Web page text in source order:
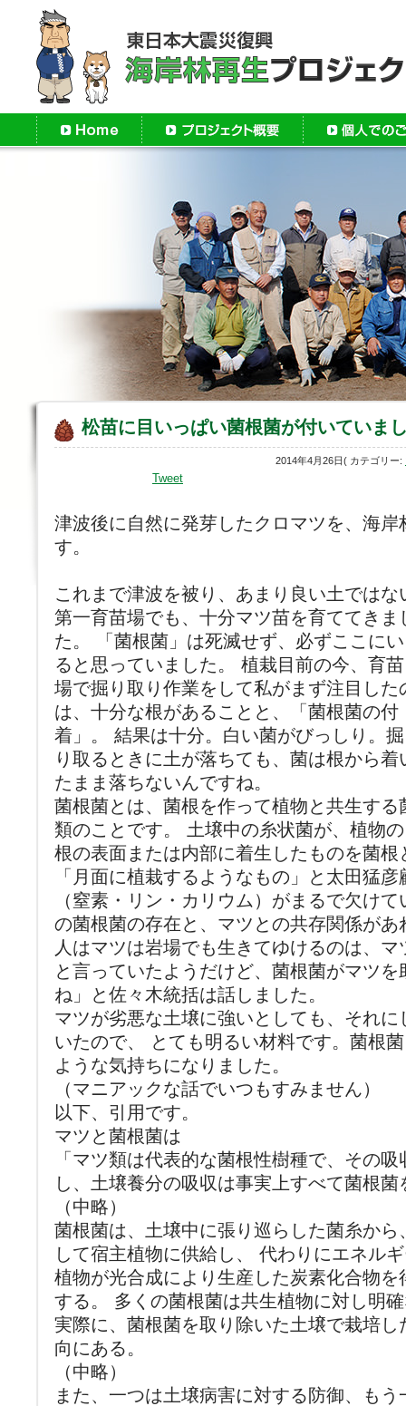
松苗に目いっぱい菌根菌が付いていま
2014年4月26日( カテゴリー:
Tweet
津波後に自然に発芽したクロマツを、海
す。
これまで津波を被り、あまり良い土ではな
第一育苗場でも、十分マツ苗を育ててきま
た。 「菌根菌」は死滅せず、必ずここにい
ると思っていました。 植栽目前の今、育苗
場で掘り取り作業をして私がまず注目した
は、十分な根があることと、「菌根菌の付
着」。 結果は十分。白い菌がびっしり。掘
り取るときに土が落ちても、菌は根から着
たまま落ちないんですね。
菌根菌とは、菌根を作って植物と共生する
類のことです。 土壌中の糸状菌が、植物の
根の表面または内部に着生したものを菌根
「月面に植栽するようなもの」と太田猛
（窒素・リン・カリウム）がまるで欠け
の菌根菌の存在と、マツとの共存関係が
人はマツは岩場でも生きてゆけるのは、
と言っていたようだけど、菌根菌がマツ
ね」と佐々木統括は話しました。
マツが劣悪な土壌に強いとしても、それ
いたので、 とても明るい材料です。菌根
ような気持ちになりました。
（マニアックな話でいつもすみません）
以下、引用です。
マツと菌根菌は
「マツ類は代表的な菌根性樹種で、その
し、土壌養分の吸収は事実上すべて菌根
（中略）
菌根菌は、土壌中に張り巡らした菌糸か
して宿主植物に供給し、 代わりにエネル
植物が光合成により生産した炭素化合物
する。 多くの菌根菌は共生植物に対し明
実際に、菌根菌を取り除いた土壌で栽培
向にある。
（中略）
また、一つは土壌病害に対する防御、も